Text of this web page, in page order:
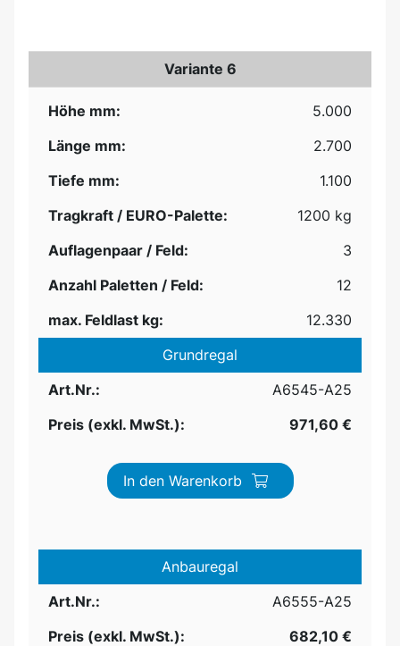
Variante 6
Höhe mm:
5.000
Länge mm:
2.700
Tiefe mm:
1.100
Tragkraft / EURO-Palette:
1200 kg
Auflagenpaar / Feld:
3
Anzahl Paletten / Feld:
12
max. Feldlast kg:
12.330
Grundregal
Art.Nr.:
A6545-A25
Preis (exkl. MwSt.):
971,60 €
In den Warenkorb
Anbauregal
Art.Nr.:
A6555-A25
Preis (exkl. MwSt.):
682,10 €